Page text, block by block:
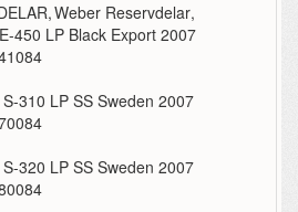
,Weber Reservdelar,
450 LP Black Export 2007
310 LP SS Sweden 2007
320 LP SS Sweden 2007